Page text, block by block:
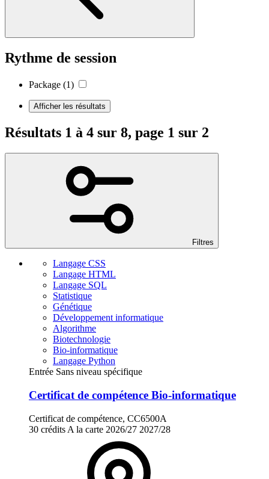
Rythme de session
Package (1)
Afficher les résultats
Résultats 1 à 4 sur 8, page 1 sur 2
Filtres
Langage CSS
Langage HTML
Langage SQL
Statistique
Génétique
Développement informatique
Algorithme
Biotechnologie
Bio-informatique
Langage Python
Entrée Sans niveau spécifique
Certificat de compétence Bio-informatique
Certificat de compétence, CC6500A
30 crédits A la carte 2026/27 2027/28